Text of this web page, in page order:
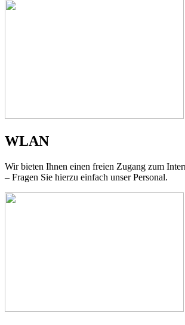
WLAN
Wir bieten Ihnen einen freien Zugang zum
– Fragen Sie hierzu einfach unser Personal.